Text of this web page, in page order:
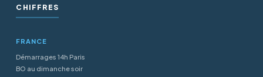
CHIFFRES
FRANCE
Démarrages 14h Paris
BO au dimanche soir